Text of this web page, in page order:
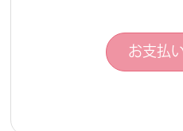
お支払